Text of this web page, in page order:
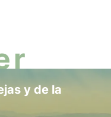
y de la